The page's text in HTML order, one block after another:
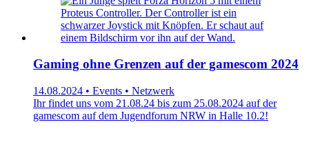
Gaming ohne Grenzen auf der gamescom 2024
14.08.2024 • Events • Netzwerk
Ihr findet uns vom 21.08.24 bis zum 25.08.2024 auf der
gamescom auf dem Jugendforum NRW in Halle 10.2!